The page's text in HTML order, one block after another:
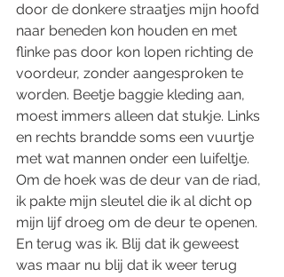
door de donkere straatjes mijn hoofd
naar beneden kon houden en met
flinke pas door kon lopen richting de
voordeur, zonder aangesproken te
worden. Beetje baggie kleding aan,
moest immers alleen dat stukje. Links
en rechts brandde soms een vuurtje
met wat mannen onder een luifeltje.
Om de hoek was de deur van de riad,
ik pakte mijn sleutel die ik al dicht op
mijn lijf droeg om de deur te openen.
En terug was ik. Blij dat ik geweest
was maar nu blij dat ik weer terug